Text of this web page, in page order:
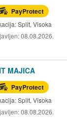
PayProtect
Split, Visoka
08.08.2026.
MAJICA
PayProtect
Split, Visoka
08.08.2026.